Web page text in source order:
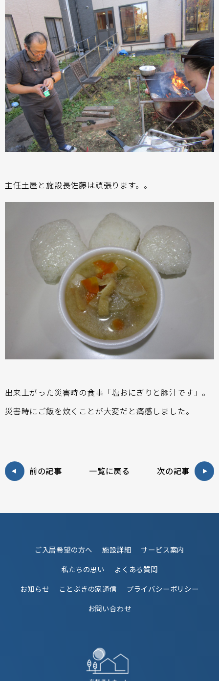
主任土屋と施設長佐藤は頑張ります。。
出来上がった災害時の食事「塩おにぎりと豚汁です」。
災害時にご飯を炊くことが大変だと痛感しました。
前の記事 一覧に戻る 次の記事
ご入居希望の方へ 施設詳細
サービス案内
私たちの思い
よくある質問
お知らせ
ことぶきの家通信
プライバシーポリシー
お問い合わせ